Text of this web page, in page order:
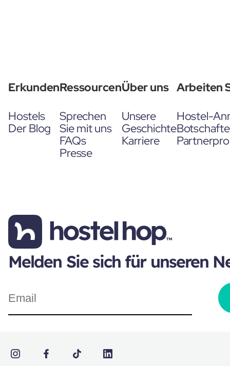
Erkunden
Hostels
Der Blog
Ressourcen
Sprechen
Sie mit uns
FAQs
Presse
Über uns
Unsere
Geschichte
Karriere
Arbeiten
Hostel-
Melden Sie sich für unseren